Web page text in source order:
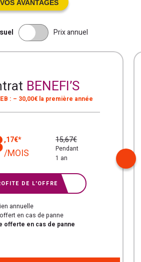
Prix annuel
VOS AVANTAGES
BENEFI’S
: – 30,00€ la première année
,17€*
/MOIS
15,67€
Pendant
1 an
DE L'OFFRE
annuelle
en cas de panne
offerte en cas de panne